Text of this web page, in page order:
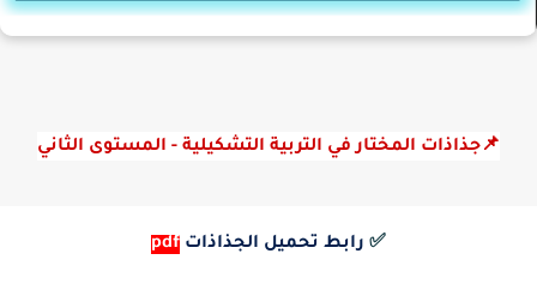
📌جذاذات المختار في التربية التشكيلية - المستوى الثاني
✅ رابط تحميل الجذاذات pdf